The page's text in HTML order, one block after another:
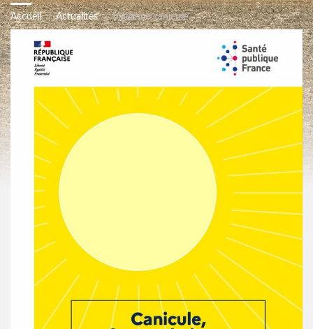
Accueil Actualités Vigilance canicule